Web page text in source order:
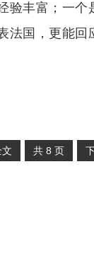
丰富；一个
法国，更能回
共 8 页